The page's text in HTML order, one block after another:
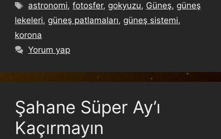
astronomi,fotosfer, gokyuzu, Güneş, güneş
lekeleri, güneş patlamaları, güneş sistemi,
korona
Yorum yap
Şahane Süper Ay’ı
Kaçırmayın